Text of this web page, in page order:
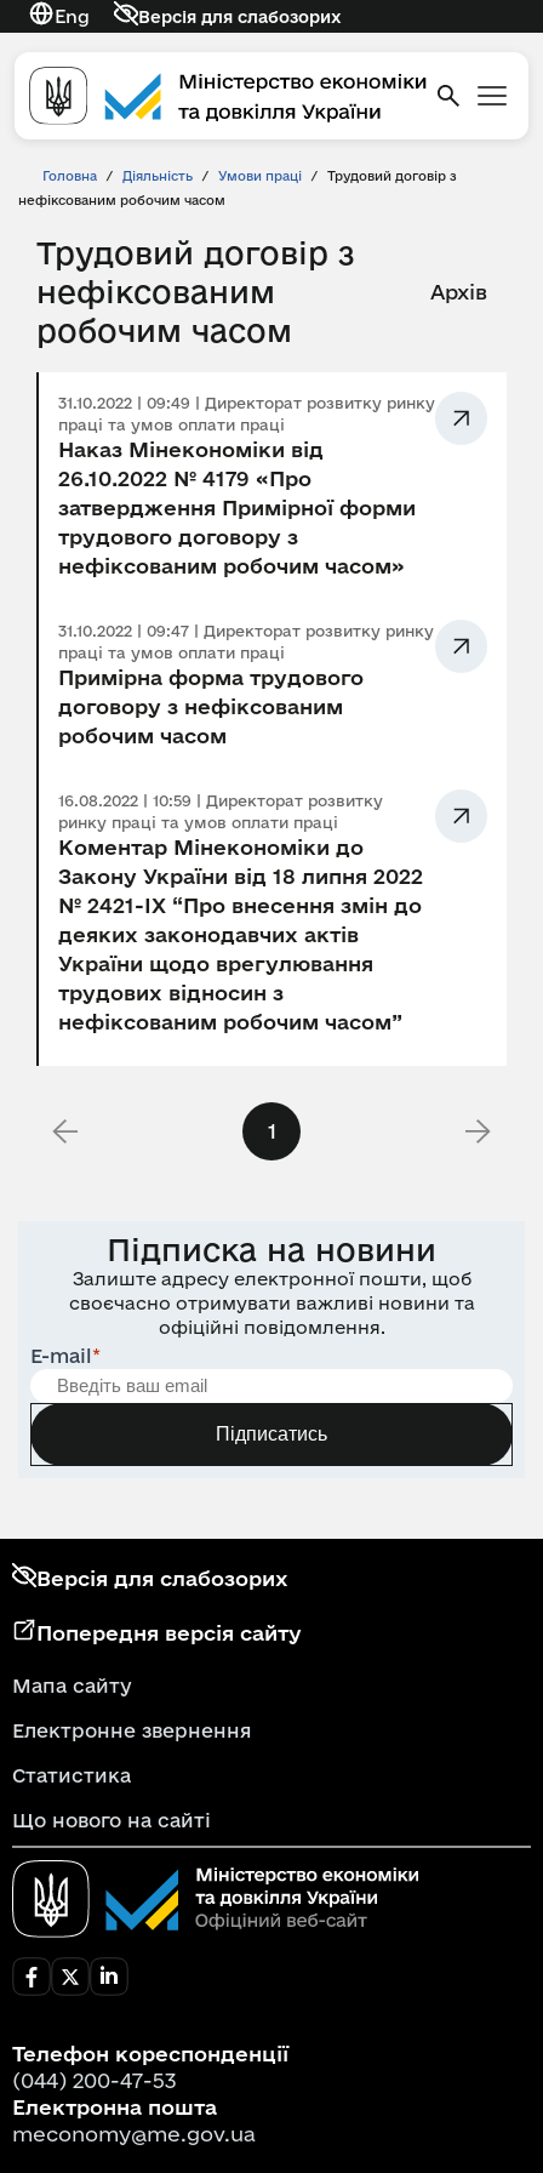
Eng Версія для слабозорих
Головна / Діяльність / Умови праці /
Трудовий договір з
нефіксованим робочим часом
Трудовий договір з
нефіксованим
робочим часом
Архів
31.10.2022 | 09:49 | Директорат розвитку ринку
праці та умов оплати праці
Наказ Мінекономіки від
26.10.2022 № 4179 «Про
затвердження Примірної форми
трудового договору з
нефіксованим робочим часом»
31.10.2022 | 09:47 | Директорат розвитку ринку
праці та умов оплати праці
Примірна форма трудового
договору з нефіксованим
робочим часом
16.08.2022 | 10:59 | Директорат розвитку
ринку праці та умов оплати праці
Коментар Мінекономіки до
Закону України від 18 липня 2022
№ 2421-IX “Про внесення змін до
деяких законодавчих актів
України щодо врегулювання
трудових відносин з
нефіксованим робочим часом”
1
Підписка на новини
Залиште адресу електронної пошти, щоб
своєчасно отримувати важливі новини та
офіційні повідомлення.
E-mail*
Підписатись
Версія для слабозорих
Попередня версія сайту
Мапа сайту
Електронне звернення
Статистика
Що нового на сайті
Телефон кореспонденції
(044) 200-47-53
Електронна пошта
meconomy@me.gov.ua